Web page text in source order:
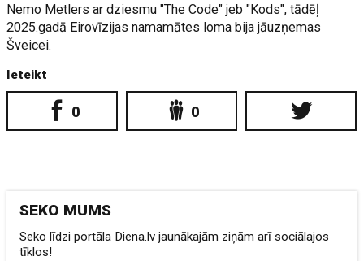
Nemo Metlers ar dziesmu "The Code" jeb "Kods", tādēļ
2025.gadā Eirovīzijas namamātes loma bija jāuzņemas
Šveicei.
Ieteikt
0 0
SEKO MUMS
Seko līdzi portāla Diena.lv jaunākajām ziņām arī sociālajos
tīklos!